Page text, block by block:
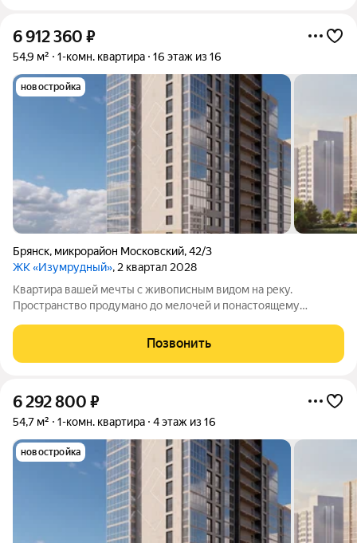
6 912 360 ₽
54,9 м² 1-комн. квартира 16 этаж из 16
новостройка
Брянск, микрорайон Московский,42/3
ЖК «Изумрудный», 2 квартал 2028
Квартира вашей мечты с живописным видом на реку.
Пространство продумано до мелочей и понастоящему
просторные квартиры: с удобными планировками и большими
панорамными окнами. Подберите
Позвонить
6 292 800 ₽
54,7 м² 1-комн. квартира 4 этаж из 16
новостройка